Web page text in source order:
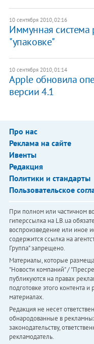
10 сентября 2010, 02:16
Иммунная система
"упаковке"
10 сентября 2010, 01:14
Apple обновила
версии 4.1
Про нас
Реклама на сайте
Ивенты
Редакция
Политики и стандарты
Пользовательское
При полном или частичном
гиперссылка на LB.ua
воспроизведение или иное
содержится ссылка на
Группа" запрещено.
Материалы, которые
"Новости компаний" /
публикуются на правах
подготовке этого контента
материалах.
Редакция не несет
обнародованные в
законодательству,
рекламодатель.